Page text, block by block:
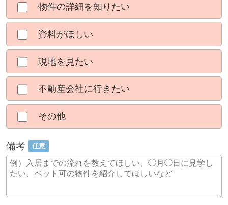
物件の詳細を知りたい
資料がほしい
現地を見たい
不動産会社に行きたい
その他
備考 任意